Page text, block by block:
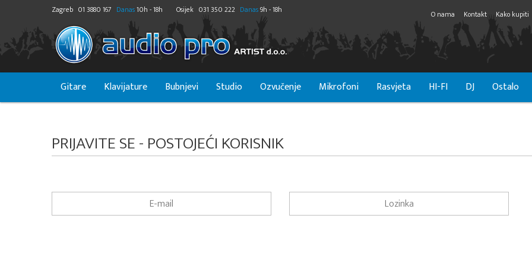
Zagreb 01 3880 167 Danas10h - 18h Osijek 031 350 222 Danas9h - 18h O nama Kontakt Kako kupiti
Gitare Klavijature Bubnjevi Studio Ozvučenje Mikrofoni Rasvjeta HI-FI DJ Ostalo
PRIJAVITE SE - POSTOJEĆI KORISNIK